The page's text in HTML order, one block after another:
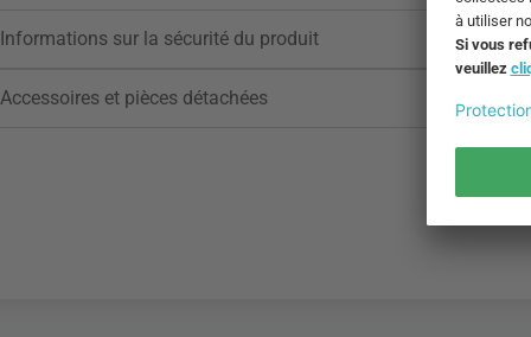
Informations sur la sécurité du produit
Accessoires et pièces détachées